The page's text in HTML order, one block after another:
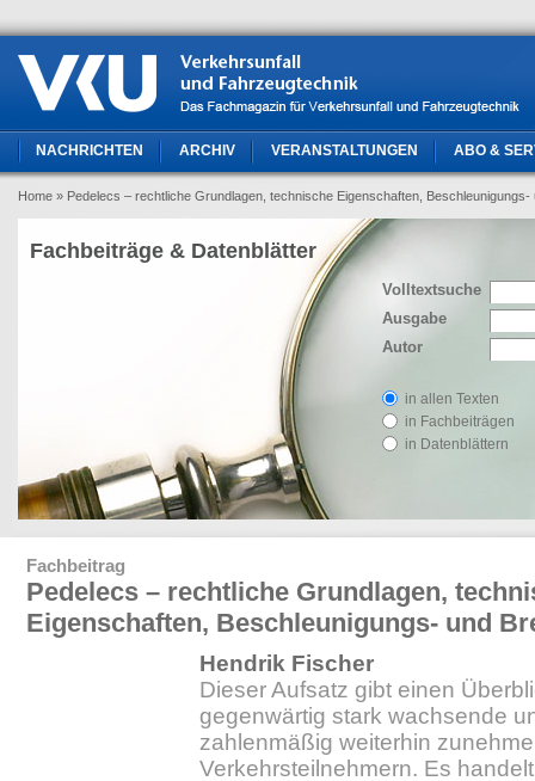
NACHRICHTEN ARCHIV VERANSTALTUNGEN ABO &
Home » Pedelecs – rechtliche Grundlagen, technische Eigenschaften,
Volltextsuche
Ausgabe
Autor
in allen Texten
in Fachbeiträgen
in Datenblättern
Fachbeiträge & Datenblätter
Fachbeitrag
Pedelecs – rechtliche Grundlagen,
Eigenschaften, Beschleunigungs- und
Hendrik Fischer
Dieser Aufsatz gibt einen
gegenwärtig stark wachsende
zahlenmäßig weiterhin
Verkehrsteilnehmern. Es